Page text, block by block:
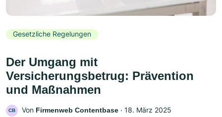
Gesetzliche Regelungen
Der Umgang mit
Versicherungsbetrug: Prävention
und Maßnahmen
CB Von Firmenweb Contentbase ‧ 18. März 2025